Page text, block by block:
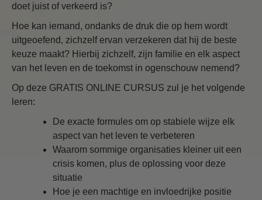
doet juist of verkeerd is?
Hoe kan iemand, ondanks de druk die op hem wordt
uitgeoefend, zichzelf ervan verzekeren dat hij de beste
keuze maakt? Hierbij zichzelf, zijn familie en elk aspect
van het leven en de toekomst in ogenschouw nemend?
Op deze GRATIS ONLINE CURSUS zul je het volgende
leren:
De exacte formules om op stabiele wijze elk
aspect van het leven te verbeteren
Waarom sommige organisaties kleiner uit een
crisis komen, plus de oplossing voor deze
situatie
Hoe je een machtige en invloedrijke positie